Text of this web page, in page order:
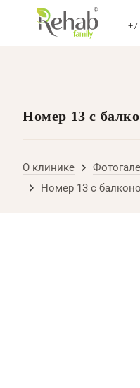
+7
Номер 13 с
О клинике
Номер 13 с